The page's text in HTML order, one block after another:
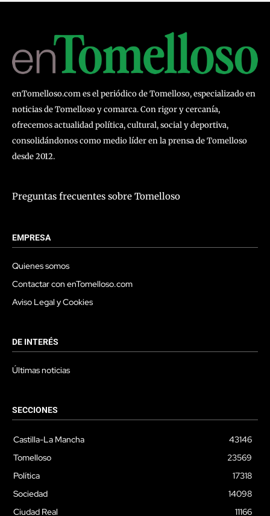
enTomelloso.com es el periódico de Tomelloso, especializado en
noticias de Tomelloso y comarca. Con rigor y cercanía,
ofrecemos actualidad política, cultural, social y deportiva,
consolidándonos como medio líder en la prensa de Tomelloso
desde 2012.
Preguntas frecuentes sobre Tomelloso
EMPRESA
Quienes somos
Contactar con enTomelloso.com
Aviso Legal y Cookies
DE INTERÉS
Últimas noticias
SECCIONES
Castilla-La Mancha
43146
Tomelloso
23569
Política
17318
Sociedad
14098
Ciudad Real
11166